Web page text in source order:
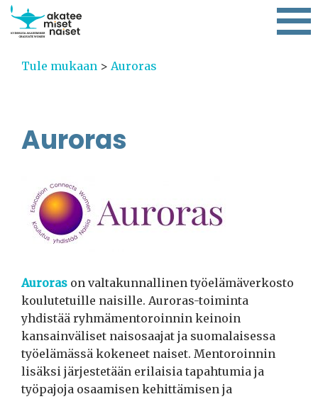
Tule mukaan > Auroras
Auroras
Auroras on valtakunnallinen työelämäverkosto
koulutetuille naisille. Auroras-toiminta
yhdistää ryhmämentoroinnin keinoin
kansainväliset naisosaajat ja suomalaisessa
työelämässä kokeneet naiset. Mentoroinnin
lisäksi järjestetään erilaisia tapahtumia ja
työpajoja osaamisen kehittämisen ja